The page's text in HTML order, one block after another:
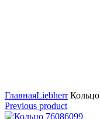
ГлавнаяLiebherrКольцо
Previous product